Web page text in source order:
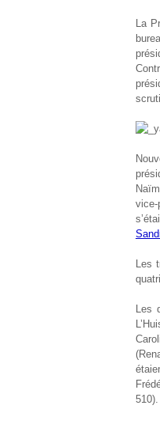
La
vice-
Les
Les
510).